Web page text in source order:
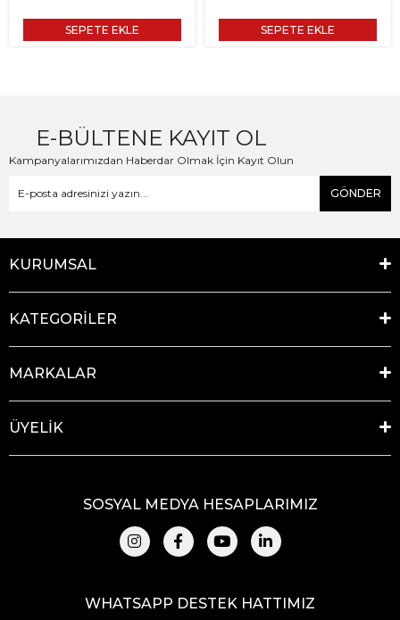
SEPETE EKLE SEPETE EKLE
E-BÜLTENE KAYIT OL
Kampanyalarımızdan Haberdar Olmak İçin Kayıt Olun
GÖNDER
KURUMSAL
KATEGORİLER
MARKALAR
ÜYELİK
SOSYAL MEDYA HESAPLARIMIZ
WHATSAPP DESTEK HATTIMIZ